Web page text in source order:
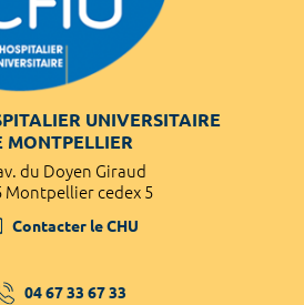
UNIVERSITAIRE
MONTPELLIER
du Doyen Giraud
Montpellier cedex 5
Contacter le CHU
04 67 33 67 33